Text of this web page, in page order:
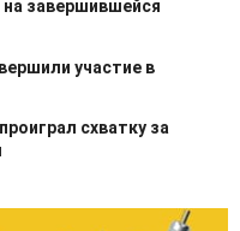
завершившейся
участие в
схватку за